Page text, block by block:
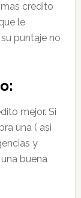
credito
le
puntaje no
mejor. Si
una ( asi
y
buena